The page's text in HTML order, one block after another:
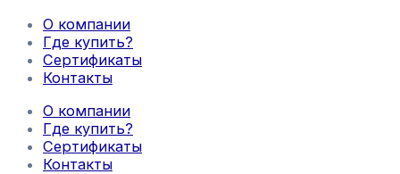
О компании
Где купить?
Сертификаты
Контакты
О компании
Где купить?
Сертификаты
Контакты